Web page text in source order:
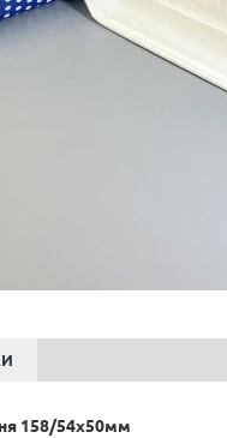
158/54x50мм